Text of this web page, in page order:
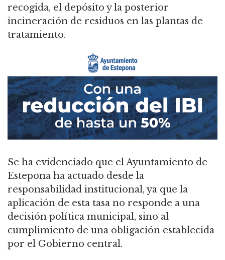
recogida, el depósito y la posterior
incineración de residuos en las plantas de
tratamiento.
Se ha evidenciado que el Ayuntamiento de
Estepona ha actuado desde la
responsabilidad institucional, ya que la
aplicación de esta tasa no responde a una
decisión política municipal, sino al
cumplimiento de una obligación establecida
por el Gobierno central.